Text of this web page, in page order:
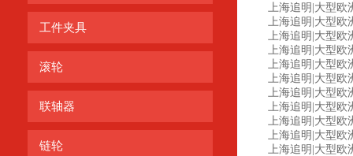
工件夹具
滚轮
联轴器
链轮
上海追明|大型欧
上海追明|大型欧
上海追明|大型欧
上海追明|大型欧
上海追明|大型欧
上海追明|大型欧
上海追明|大型欧
上海追明|大型欧
上海追明|大型欧
上海追明|大型欧
上海追明|大型欧